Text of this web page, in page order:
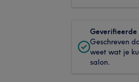
Geverifieerde
Geschreven
weet wat je
salon.